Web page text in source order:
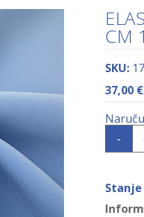
CM
SKU:
37,00 €
-